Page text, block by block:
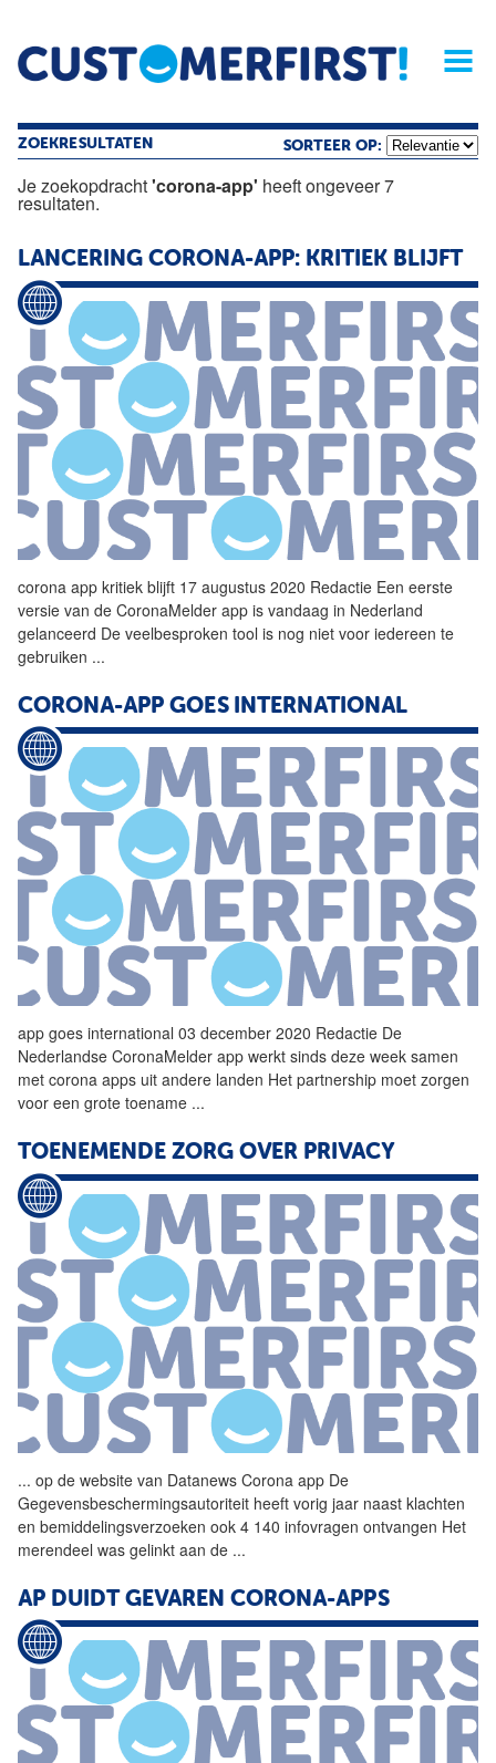
Home Opinie Archief
Magazine
ZOEKRESULTATEN SORTEER OP:
Je zoekopdracht'corona-app' heeft ongeveer 7
resultaten.
LANCERING CORONA-APP: KRITIEK BLIJFT
corona app kritiek blijft 17 augustus 2020 Redactie Een eerste
versie van de CoronaMelder app is vandaag in Nederland
gelanceerd De veelbesproken tool is nog niet voor iedereen te
gebruiken ...
CORONA-APP GOES INTERNATIONAL
app goes international 03 december 2020 Redactie De
Nederlandse CoronaMelder app werkt sinds deze week samen
met corona apps uit andere landen Het partnership moet zorgen
voor een grote toename ...
TOENEMENDE ZORG OVER PRIVACY
... op de website van Datanews Corona app De
Gegevensbeschermingsautoriteit heeft vorig jaar naast klachten
en bemiddelingsverzoeken ook 4 140 infovragen ontvangen Het
merendeel was gelinkt aan de ...
AP DUIDT GEVAREN CORONA-APPS